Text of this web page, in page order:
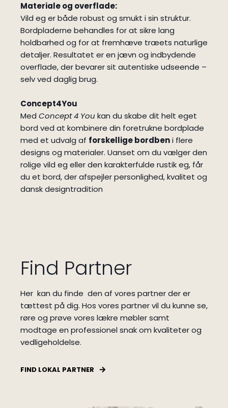
Materiale og overflade:
Vild eg er både robust og smukt i sin struktur.
Bordpladerne behandles for at sikre lang
holdbarhed og for at fremhæve træets naturlige
detaljer. Resultatet er en jævn og indbydende
overflade, der bevarer sit autentiske udseende –
selv ved daglig brug.
Concept4You
Med Concept 4 You kan du skabe dit helt eget
bord ved at kombinere din foretrukne bordplade
med et udvalg af forskellige bordbeni flere
designs og materialer. Uanset om du vælger den
rolige vild eg eller den karakterfulde rustik eg, får
du et bord, der afspejler personlighed, kvalitet og
dansk designtradition
Find Partner
Her kan du finde den af vores partner der er
tættest på dig. Hos vores partner vil du kunne se,
røre og prøve vores lækre møbler samt
modtage en professionel snak om kvaliteter og
vedligeholdelse.
FIND LOKAL PARTNER